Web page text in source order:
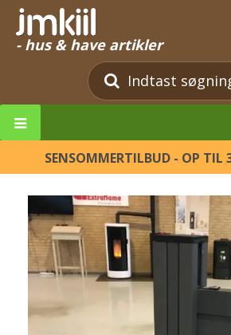
- hus & have artikler
SENSOMMERTILBUD - OP